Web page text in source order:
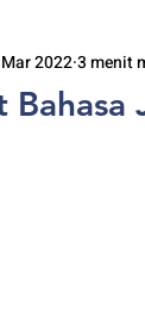
20223 menit